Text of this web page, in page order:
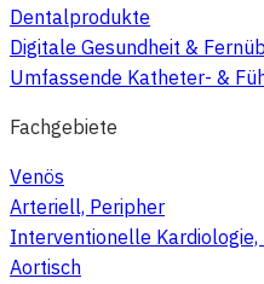
Dentalprodukte
Digitale Gesundheit &
Umfassende Katheter- &
Fachgebiete
Venös
Arteriell, Peripher
Interventionelle Kardiologie,
Aortisch